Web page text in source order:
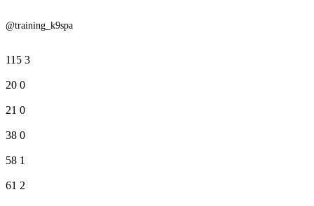
@training_k9spa
115 3
20 0
21 0
38 0
58 1
61 2